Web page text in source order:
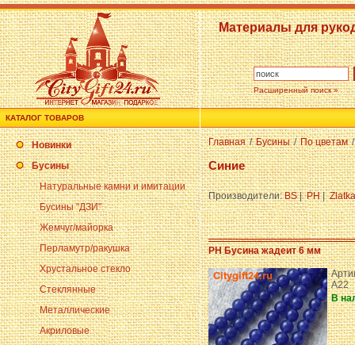
Материалы для
Расширенный поиск »
КАТАЛОГ ТОВАРОВ
Новинки
Бусины
Натуральные камни и имитации
Бусины "ДЗИ"
Жемчуг/майорка
Перламутр/ракушка
Хрустальное стекло
Стеклянные
Металлические
Акриловые
Главная / Бусины / По цветам /
Синие
Производители:BS| PH| Zlatka
PH Бусина жадеит 6 мм
A22
В